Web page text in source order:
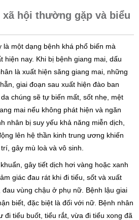
xã hội thường gặp và biểu
là một dạng bệnh khá phổ biến mà
hiện nay. Khi bị bệnh giang mai, dấu
là xuất hiện săng giang mai, những
giai đoạn sau xuất hiện đào ban
chúng sẽ tự biến mất, sốt nhẹ, mệt
mai nếu không phát hiện và ngăn
nhân bị suy yếu khả năng miễn dịch,
lên hệ thần kinh trung ương khiến
gây mù loà và vô sinh.
gây tiết dịch hơi vàng hoặc xanh
giác đau rát khi đi tiểu, sốt và xuất
vùng chậu ở phụ nữ. Bệnh lậu giai
biết, đặc biệt là đối với nữ. Bệnh nhân
đi tiểu buốt, tiểu rắt, vừa đi tiểu xong đã